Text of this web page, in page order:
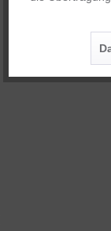
Service